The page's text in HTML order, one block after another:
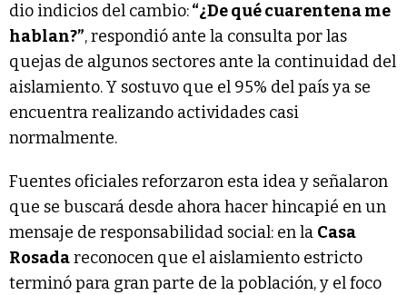
dio indicios del cambio:“¿De qué cuarentena me
hablan?”, respondió ante la consulta por las
quejas de algunos sectores ante la continuidad del
aislamiento. Y sostuvo que el 95% del país ya se
encuentra realizando actividades casi
normalmente.
Fuentes oficiales reforzaron esta idea y señalaron
que se buscará desde ahora hacer hincapié en un
mensaje de responsabilidad social: en la Casa
Rosadareconocen que el aislamiento estricto
terminó para gran parte de la población, y el foco